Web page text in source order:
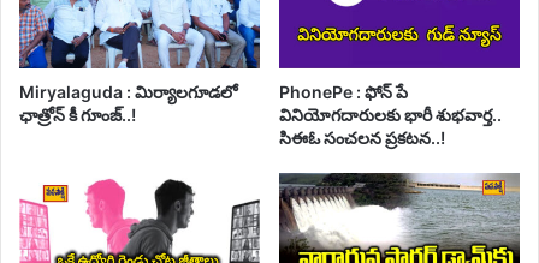
Miryalaguda : మిర్యాలగూడలో
ఛాత్రోన్ కీ గూంజ్..!
PhonePe : ఫోన్ పే
వినియోగదారులకు భారీ శుభవార్త..
సిఈఓ సంచలన ప్రకటన..!